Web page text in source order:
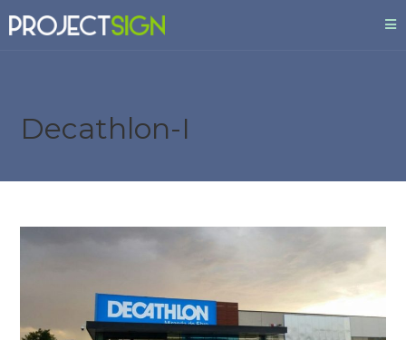
Decathlon-I